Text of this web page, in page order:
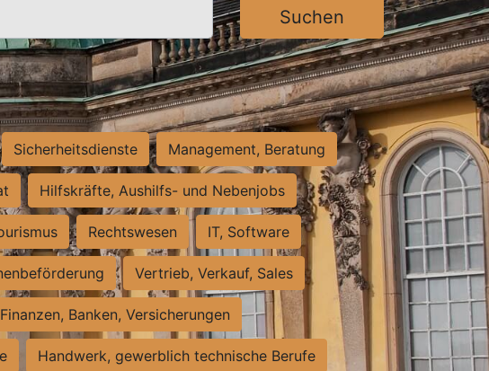
Suchen
Sicherheitsdienste Management, Beratung
Hilfskräfte, Aushilfs- und Nebenjobs
Rechtswesen IT, Software
Vertrieb, Verkauf, Sales
Finanzen, Banken, Versicherungen
Handwerk, gewerblich technische Berufe